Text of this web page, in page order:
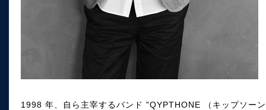
1998 年、自ら主宰するバンド "QYPTHONE （キップソー